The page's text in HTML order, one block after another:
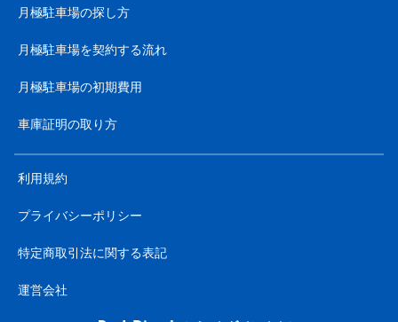
月極駐車場の探し方
月極駐車場を契約する流れ
月極駐車場の初期費用
車庫証明の取り方
利用規約
プライバシーポリシー
特定商取引法に関する表記
運営会社